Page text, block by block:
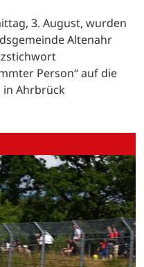
3. August, wurden
Altenahr
Person“ auf die
in Ahrbrück